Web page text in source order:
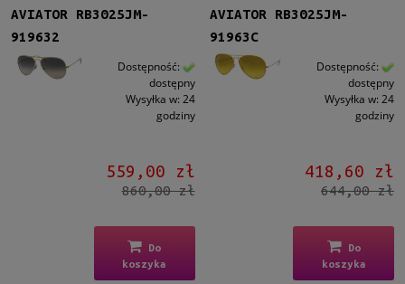
AVIATOR RB3025JM-
919632
Dostępność:
dostępny
Wysyłka w: 24
godziny
559,00 zł
860,00 zł
Do
koszyka
AVIATOR RB3025JM-
91963C
Dostępność:
dostępny
Wysyłka w: 24
godziny
418,60 zł
644,00 zł
Do
koszyka